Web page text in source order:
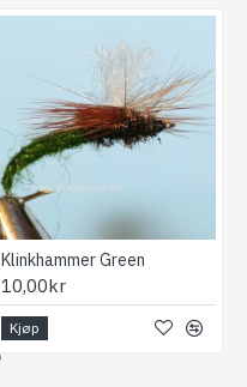
Klinkhammer Green
10,00kr
Kjøp